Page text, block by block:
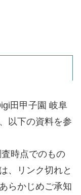
田甲子園 岐阜
以下の資料を参
時点でのもの
、リンク切れと
らかじめご承知